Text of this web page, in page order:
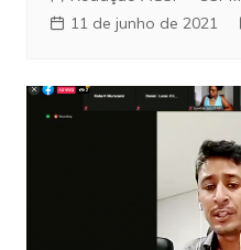
11 de junho de 2021